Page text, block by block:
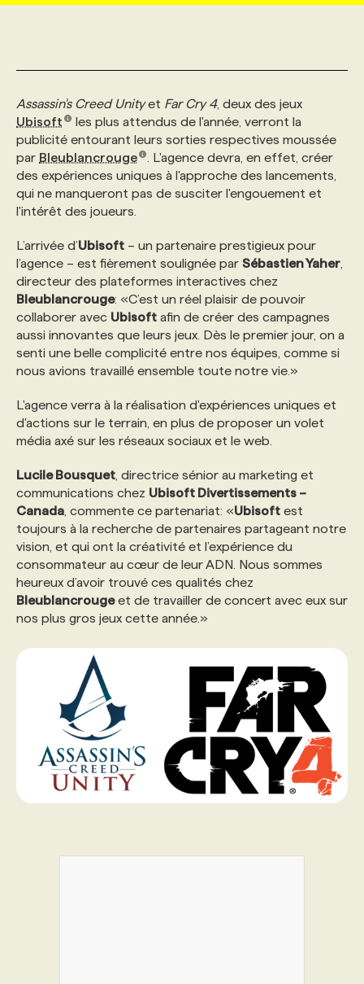
INITIATIVES NUMÉRIQUES
PRIX ET DISTINCTIONS
TENDANCES
MARKETING DURABLE
GEO/SEO
ÉVÉNEMENTIEL
NOS AUTEUR‧RICES
INFOLETTRE PUBLICITÉ
ANNONCEZ AVEC NOUS
PROFIL ENTREPRISE
FAQ
ANNONCEZ AVEC NOUS
PROFIL CANDIDAT
FAQ
ANNONCEZ AVEC NOUS
NOS FORMATIONS EN LIGNE
NOS PARCOURS DE FORMATIONS
FORMATIONS PERSONNALISÉES
NOS FORMATEUR‧RICES
POURQUOI CHOISIR NOS FORMATIONS
NOS TARIFS
PROGRAMMES DE SUBVENTIONS
ANNONCEZ AVEC NOUS
CHASSE DE TÊTE
SERVICE DE CHASSE DE TÊTE
NOS TARIFS
NOS EXPERTISES
FAQ
ANNONCEZ AVEC NOUS
Assassin's Creed Unityet Far Cry 4, deux des jeux
Ubisoft
les plus attendus de l'année, verront la
publicité entourant leurs sorties respectives moussée
par Bleublancrouge
. L'agence devra, en effet, créer
des expériences uniques à l'approche des lancements,
qui ne manqueront pas de susciter l'engouement et
l'intérêt des joueurs.
L’arrivée d’Ubisoft – un partenaire prestigieux pour
l’agence – est fièrement soulignée par Sébastien Yaher
directeur des plateformes interactives chez
Bleublancrouge: «C’est un réel plaisir de pouvoir
collaborer avec Ubisoft afin de créer des campagnes
aussi innovantes que leurs jeux. Dès le premier jour, on a
senti une belle complicité entre nos équipes, comme si
nous avions travaillé ensemble toute notre vie.»
L'agence verra à la réalisation d'expériences uniques et
d'actions sur le terrain, en plus de proposer un volet
média axé sur les réseaux sociaux et le web.
Lucile Bousquet , directrice sénior au marketing et
communications chez Ubisoft Divertissements –
Canada , commente ce partenariat: «Ubisoft est
toujours à la recherche de partenaires partageant notre
vision, et qui ont la créativité et l’expérience du
consommateur au cœur de leur ADN. Nous sommes
heureux d’avoir trouvé ces qualités chez
Bleublancrougeet de travailler de concert avec eux sur
nos plus gros jeux cette année.»